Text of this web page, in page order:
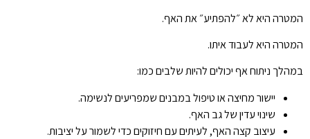
המטרה היא לא ״להפתיע״ את האף.
המטרה היא לעבוד איתו.
במהלך ניתוח אף יכולים להיות שלבים כמו:
יישור מחיצה או טיפול במבנים שמפריעים לנשימה.
שינוי עדין של גב האף.
עיצוב קצה האף, לעיתים עם חיזוקים כדי לשמור על יציבות.